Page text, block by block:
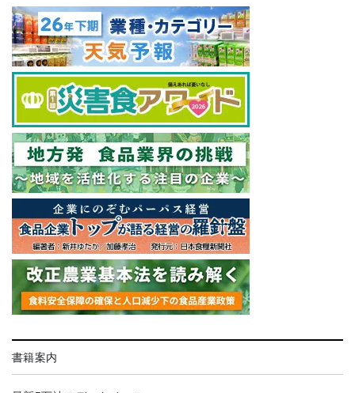
書籍案内